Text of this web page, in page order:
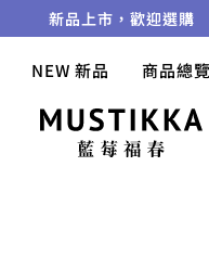
新品上市，歡迎選購
NEW 新品 商品總覽